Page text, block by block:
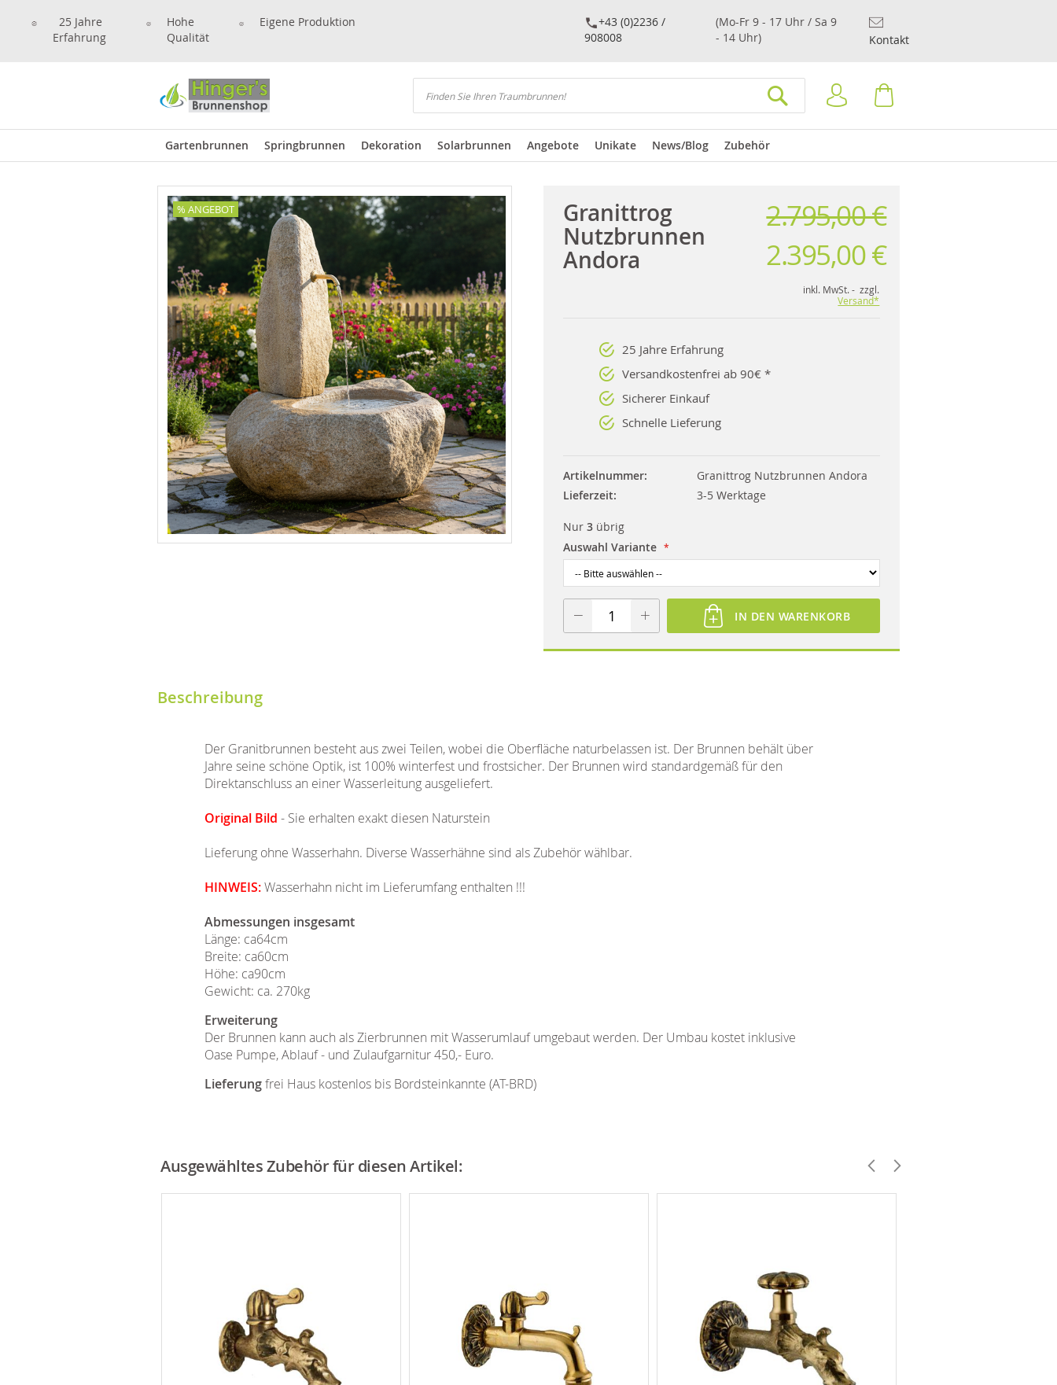
25 Jahre
Erfahrung
Hohe
Qualität
Eigene Produktion
+43 (0)2236 /
908008
(Mo-Fr 9 - 17 Uhr / Sa 9
- 14 Uhr)
Kontakt
Suchen
Anmelden
Gartenbrunnen Springbrunnen Dekoration Solarbrunnen Angebote Unikate News/Blog Zubehör
% ANGEBOT
Granittrog
Nutzbrunnen
Andora
2.795,00 €
2.395,00 €
inkl. MwSt. - zzgl.
Versand*
25 Jahre Erfahrung
Versandkostenfrei ab 90€ *
Sicherer Einkauf
Schnelle Lieferung
Artikelnummer
Granittrog Nutzbrunnen Andora
Lieferzeit
3-5 Werktage
Nur 3übrig
Auswahl Variante
IN DEN WARENKORB
Beschreibung
Der Granitbrunnen besteht aus zwei Teilen, wobei die Oberfläche naturbelassen ist. Der Brunnen behält über
Jahre seine schöne Optik, ist 100% winterfest und frostsicher. Der Brunnen wird standardgemäß für den
Direktanschluss an einer Wasserleitung ausgeliefert.
Original Bild - Sie erhalten exakt diesen Naturstein
Lieferung ohne Wasserhahn. Diverse Wasserhähne sind als Zubehör wählbar.
HINWEIS:Wasserhahn nicht im Lieferumfang enthalten !!!
Abmessungen insgesamt
Länge: ca64cm
Breite: ca60cm
Höhe: ca90cm
Gewicht: ca. 270kg
Erweiterung
Der Brunnen kann auch als Zierbrunnen mit Wasserumlauf umgebaut werden. Der Umbau kostet inklusive
Oase Pumpe, Ablauf - und Zulaufgarnitur 450,- Euro.
Lieferungfrei Haus kostenlos bis Bordsteinkannte (AT-BRD)
Ausgewähltes Zubehör für diesen Artikel: